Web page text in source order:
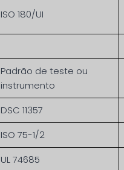
ISO 180/UI
Padrão de teste ou
instrumento
DSC 11357
ISO 75-1/2
UL 74685